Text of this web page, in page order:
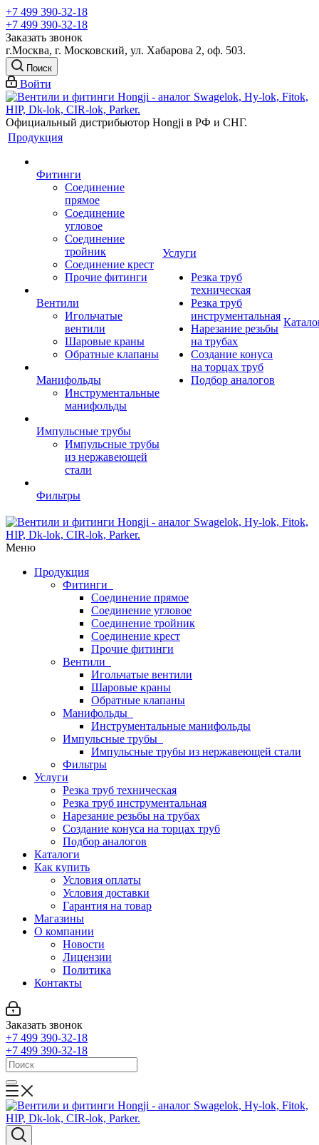
+7 499 390-32-18
+7 499 390-32-18
Заказать звонок
г.Москва, г. Московский, ул. Хабарова 2, оф. 503.
Поиск
Войти
Официальный дистрибьютор Hongji в РФ и СНГ.
Продукция
Фитинги
Соединение
прямое
Соединение
угловое
Соединение
тройник
Соединение крест
Прочие фитинги
Вентили
Игольчатые
вентили
Шаровые краны
Обратные клапаны
Манифольды
Инструментальные
манифольды
Импульсные трубы
Импульсные трубы
из нержавеющей
стали
Фильтры
Услуги
Резка труб
техническая
Резка труб
инструментальная
Нарезание резьбы
на трубах
Создание конуса
на торцах труб
Подбор аналогов
Меню
Продукция
Фитинги
Соединение прямое
Соединение угловое
Соединение тройник
Соединение крест
Прочие фитинги
Вентили
Игольчатые вентили
Шаровые краны
Обратные клапаны
Манифольды
Инструментальные манифольды
Импульсные трубы
Импульсные трубы из нержавеющей стали
Фильтры
Услуги
Резка труб техническая
Резка труб инструментальная
Нарезание резьбы на трубах
Создание конуса на торцах труб
Подбор аналогов
Каталоги
Как купить
Условия оплаты
Условия доставки
Гарантия на товар
Магазины
О компании
Новости
Лицензии
Политика
Контакты
Заказать звонок
+7 499 390-32-18
+7 499 390-32-18